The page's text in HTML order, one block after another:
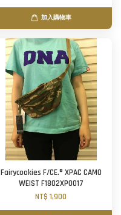
加入購物車
Fairycookies F/CE.® XPAC CAMO
WEIST F1802XP0017
NT$ 1,900